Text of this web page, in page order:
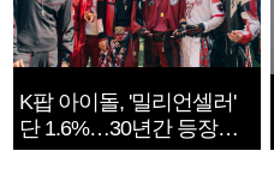
K팝 아이돌, '밀리언셀러'
단 1.6%…30년간 등장
1182개팀 전수조사